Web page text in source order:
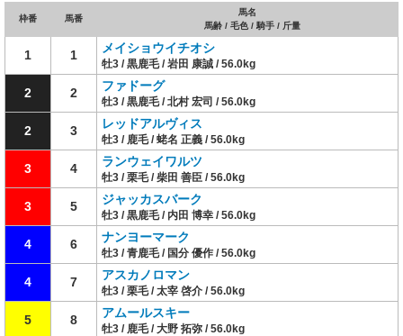
枠番 馬番
馬名
馬齢 / 毛色 / 騎手 / 斤量
1 1 メイショウイチオシ
牡3 / 黒鹿毛 / 岩田 康誠 / 56.0kg
2 2 ファドーグ
牡3 / 黒鹿毛 / 北村 宏司 / 56.0kg
2 3 レッドアルヴィス
牡3 / 鹿毛 / 蛯名 正義 / 56.0kg
3 4 ランウェイワルツ
牡3 / 栗毛 / 柴田 善臣 / 56.0kg
3 5 ジャッカスバーク
牡3 / 黒鹿毛 / 内田 博幸 / 56.0kg
4 6 ナンヨーマーク
牡3 / 青鹿毛 / 国分 優作 / 56.0kg
4 7 アスカノロマン
牡3 / 栗毛 / 太宰 啓介 / 56.0kg
5 8 アムールスキー
牡3 / 鹿毛 / 大野 拓弥 / 56.0kg